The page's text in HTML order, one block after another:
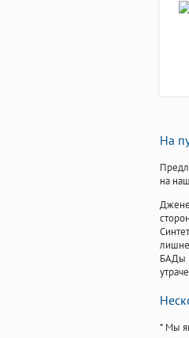
На
на
БАДы
* Мы